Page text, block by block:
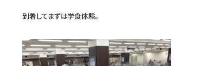
到着してまずは学食体験。